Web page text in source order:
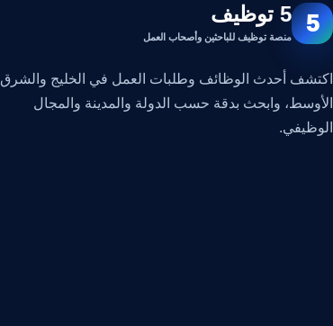
5 5 توظيف
منصة توظيف للباحثين وأصحاب العمل
اكتشف أحدث الوظائف وطلبات العمل في الخليج والشرق
الأوسط، وابحث بدقة حسب الدولة والمدينة والمجال
الوظيفي.